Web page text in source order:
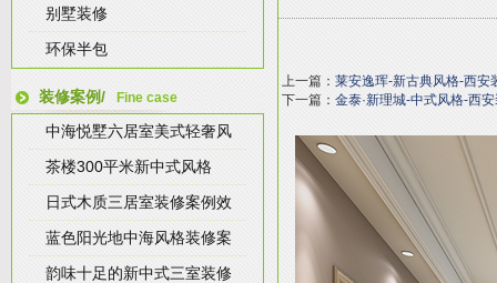
别墅装修
环保半包
装修案例/ Fine case
中海悦墅六居室美式轻奢风
茶楼300平米新中式风格
日式木质三居室装修案例效
蓝色阳光地中海风格装修案
韵味十足的新中式三室装修
上一篇： 莱安逸珲-新古典风格-西安
下一篇： 金泰·新理城-中式风格-西